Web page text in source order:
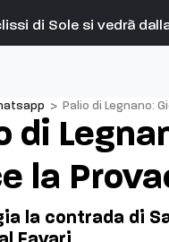
di Sole si vedrà
> Palio di Legnano:
di
la
la contrada di